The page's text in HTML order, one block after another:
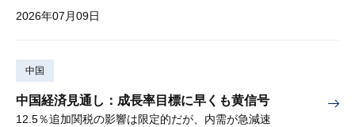
2026年07月09日
中国
中国経済見通し：成長率目標に早くも黄信号
12.5％追加関税の影響は限定的だが、内需が急減速